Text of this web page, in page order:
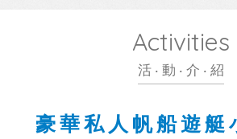
Activities
活 ‧ 動 ‧ 介 ‧ 紹
豪華私人帆船遊艇